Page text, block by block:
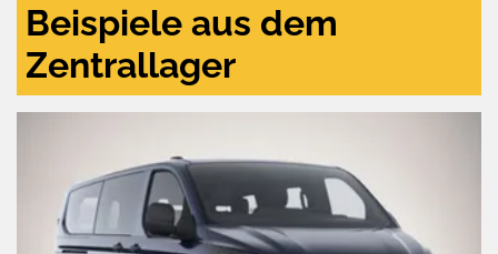
Beispiele aus dem
Zentrallager